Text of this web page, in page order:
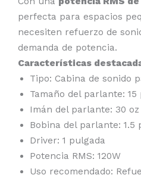
perfecta para espacios
necesiten refuerzo de
demanda de potencia.
Características
Tipo: Cabina de sonido
Tamaño del parlante: 15
Imán del parlante: 30 oz
Bobina del parlante: 1.5
Driver: 1 pulgada
Potencia RMS: 120W
Uso recomendado: